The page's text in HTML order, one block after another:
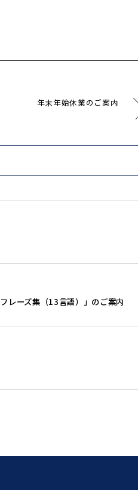
年末年始休業のご案内
レーズ集（13言語）」のご案内